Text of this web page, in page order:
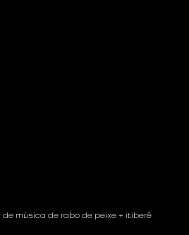
música de rabo de peixe + itiberê